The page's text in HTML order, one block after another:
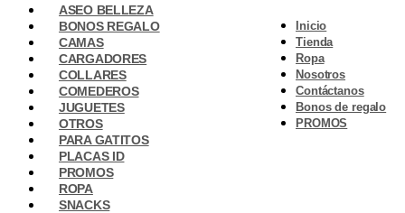
ASEO BELLEZA
BONOS REGALO
CAMAS
CARGADORES
COLLARES
COMEDEROS
JUGUETES
OTROS
PARA GATITOS
PLACAS ID
PROMOS
ROPA
SNACKS
Inicio
Tienda
Ropa
Nosotros
Contáctanos
Bonos de regalo
PROMOS